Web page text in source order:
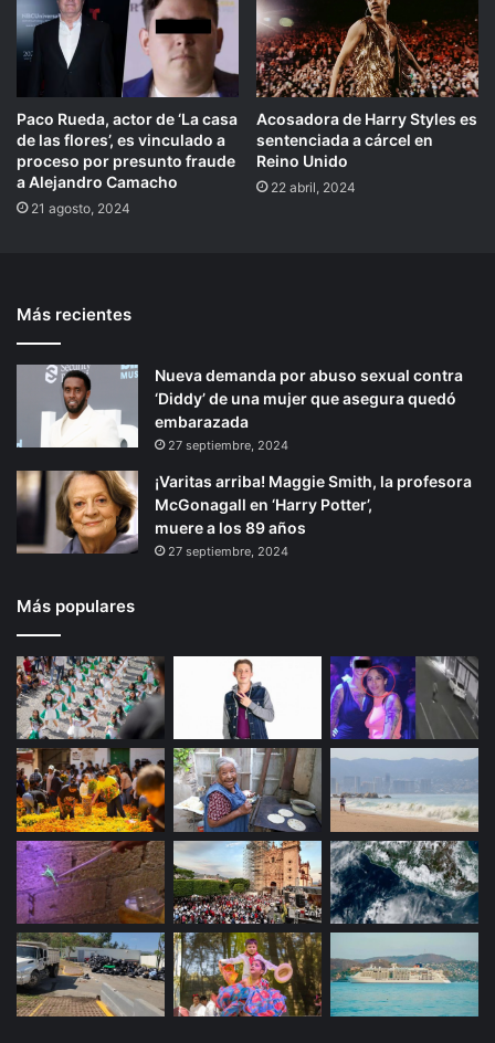
Paco Rueda, actor de ‘La casa
de las flores’, es vinculado a
proceso por presunto fraude
a Alejandro Camacho
21 agosto, 2024
Acosadora de Harry Styles es
sentenciada a cárcel en
Reino Unido
22 abril, 2024
Más recientes
Nueva demanda por abuso sexual contra
‘Diddy’ de una mujer que asegura quedó
embarazada
27 septiembre, 2024
¡Varitas arriba! Maggie Smith, la profesora
McGonagall en ‘Harry Potter’,
muere a los 89 años
27 septiembre, 2024
Más populares